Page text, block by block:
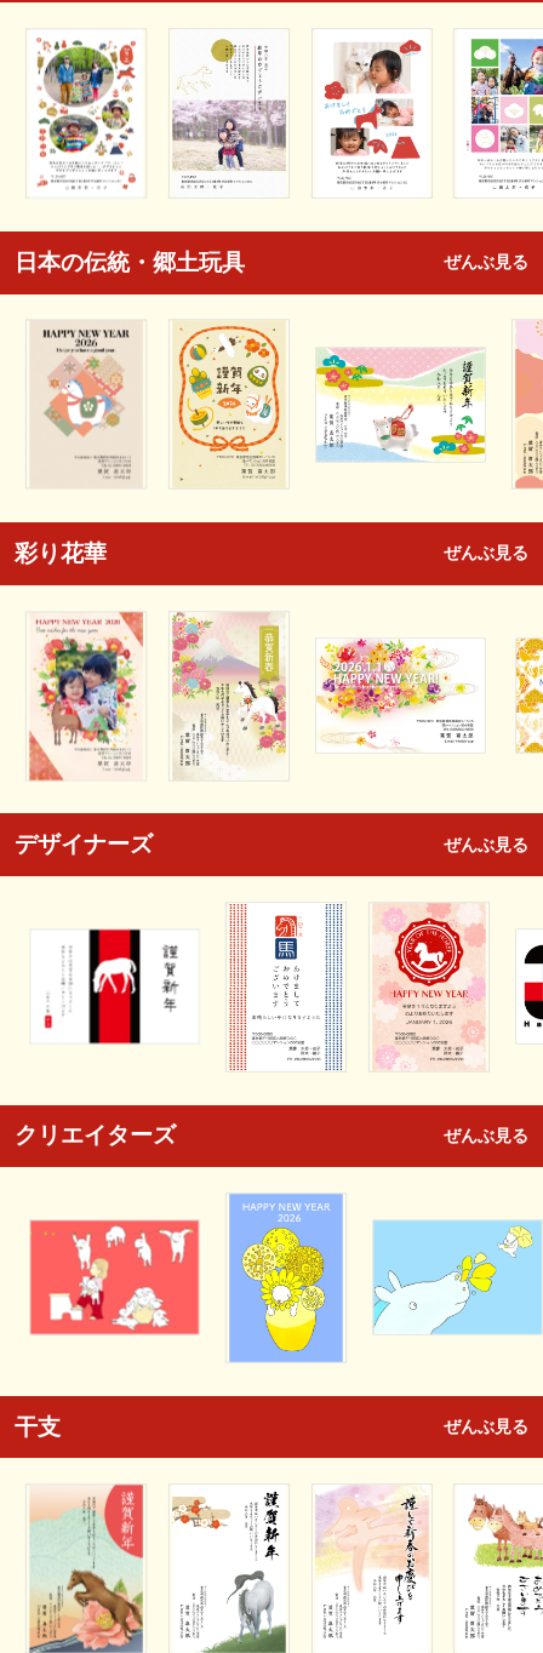
日本の伝統・郷土玩具 ぜんぶ見る
彩り花華 ぜんぶ見る
デザイナーズ ぜんぶ見る
クリエイターズ ぜんぶ見る
干支 ぜんぶ見る